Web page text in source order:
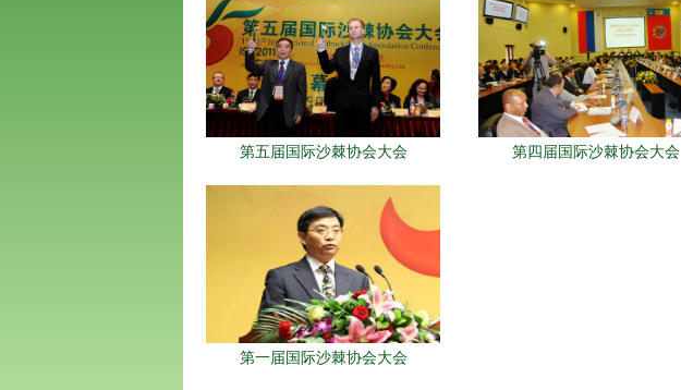
第五届国际沙棘协会大会 第四届国际沙棘协会大会
第一届国际沙棘协会大会